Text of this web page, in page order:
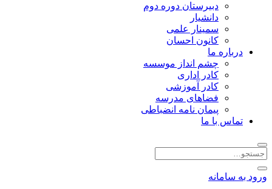
دبیرستان دوره دوم
دانشیار
سمینار علمی
کانون احسان
درباره ما
چشم انداز موسسه
کادر اداری
کادر آموزشی
فضاهای مدرسه
پیمان نامه انضباطی
تماس با ما
ورود به سامانه